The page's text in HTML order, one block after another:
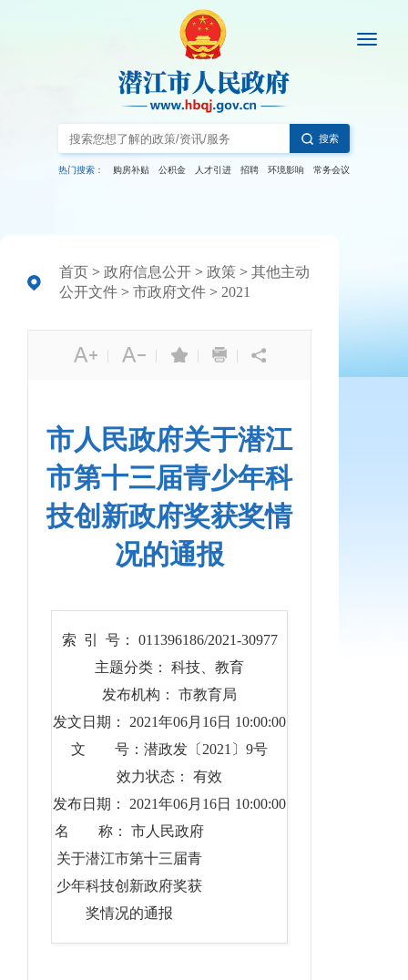
搜索
热门搜索： 购房补贴 公积金 人才引进 招聘 环境影响 常务会议
首页 > 政府信息公开 > 政策 > 其他主动
公开文件 > 市政府文件 > 2021
| | | |
市人民政府关于潜江
市第十三届青少年科
技创新政府奖获奖情
况的通报
索 引 号： 011396186/2021-30977
主题分类： 科技、教育
发布机构： 市教育局
发文日期： 2021年06月16日 10:00:00
文 号：潜政发〔2021〕9号
效力状态： 有效
发布日期： 2021年06月16日 10:00:00
名 称： 市人民政府
关于潜江市第十三届青
少年科技创新政府奖获
奖情况的通报